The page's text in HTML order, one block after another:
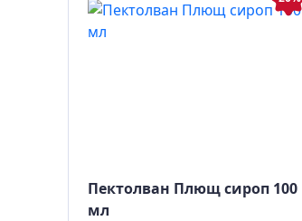
Пектолван Плющ сироп 100
мл